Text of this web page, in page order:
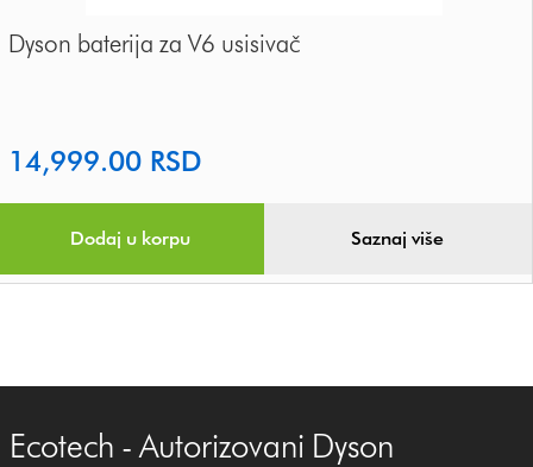
Dyson baterija za V6 usisivač
14,999.00 RSD
Dodaj u korpu Saznaj više
Ecotech - Autorizovani Dyson